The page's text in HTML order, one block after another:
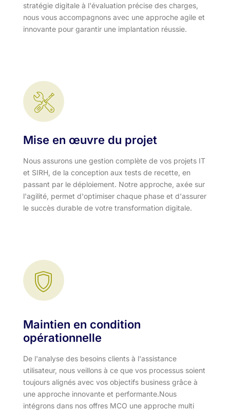
stratégie digitale à l'évaluation précise des charges,
nous vous accompagnons avec une approche agile et
innovante pour garantir une implantation réussie.
Mise en œuvre du projet
Nous assurons une gestion complète de vos projets IT
et SIRH, de la conception aux tests de recette, en
passant par le déploiement. Notre approche, axée sur
l'agilité, permet d'optimiser chaque phase et d'assurer
le succès durable de votre transformation digitale.
Maintien en condition
opérationnelle
De l'analyse des besoins clients à l'assistance
utilisateur, nous veillons à ce que vos processus soient
toujours alignés avec vos objectifs business grâce à
une approche innovante et performante.​ Nous
intégrons dans nos offres MCO une approche multi